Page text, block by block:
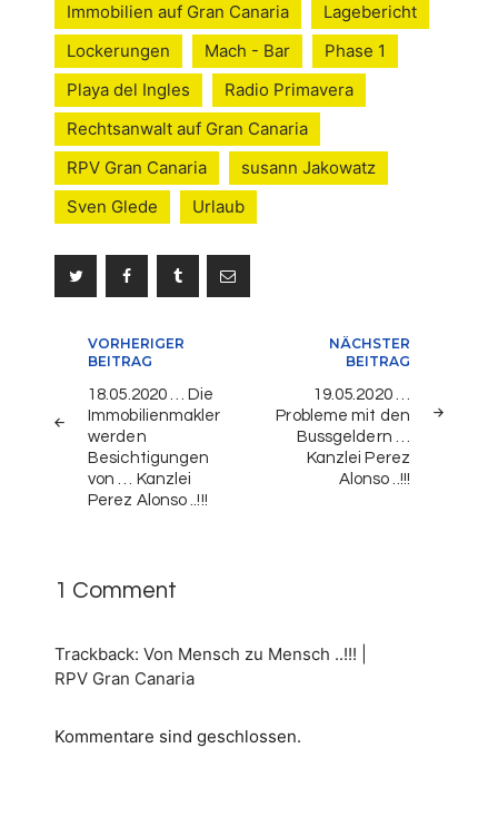
Immobilien auf Gran Canaria
Lagebericht
Lockerungen
Mach - Bar
Phase 1
Playa del Ingles
Radio Primavera
Rechtsanwalt auf Gran Canaria
RPV Gran Canaria
susann Jakowatz
Sven Glede
Urlaub
Beitragsnavigation
VORHERIGER
BEITRAG
18.05.2020 … Die
Immobilienmakler
werden
Besichtigungen
von … Kanzlei
Perez Alonso ..!!!
NÄCHSTER
BEITRAG
19.05.2020 …
Probleme mit den
Bussgeldern …
Kanzlei Perez
Alonso ..!!!
1 Comment
Trackback: Von Mensch zu Mensch ..!!! |
RPV Gran Canaria
Kommentare sind geschlossen.